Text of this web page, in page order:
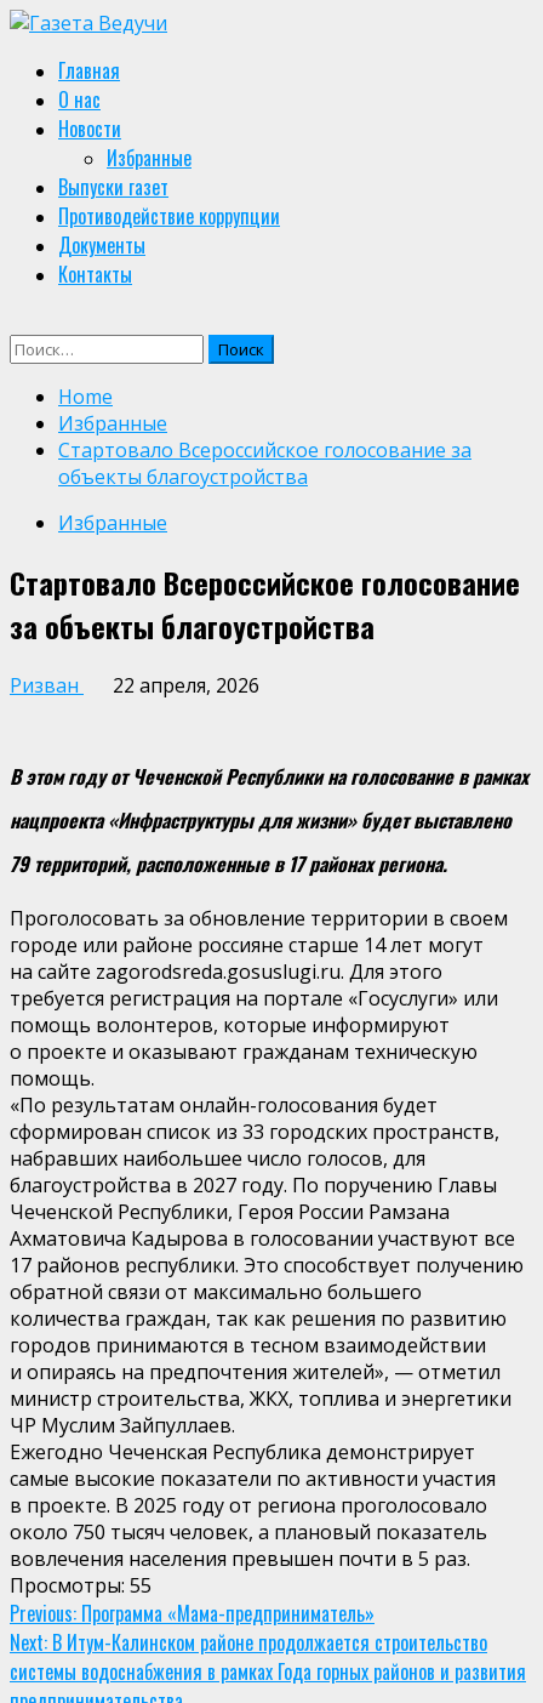
Skip
content
Primary
Menu
Главная
О нас
Новости
Избранные
Выпуски газет
Противодействие коррупции
Документы
Контакты
Найти:
Home
Избранные
Стартовало Всероссийское голосование за
объекты благоустройства
Избранные
Стартовало Всероссийское голосование
за объекты благоустройства
Ризван 22 апреля, 2026
В этом году от Чеченской Республики на голосование в рамках
нацпроекта «Инфраструктуры для жизни» будет выставлено
79 территорий, расположенные в 17 районах региона.
Проголосовать за обновление территории в своем
городе или районе россияне старше 14 лет могут
на сайте zagorodsreda.gosuslugi.ru. Для этого
требуется регистрация на портале «Госуслуги» или
помощь волонтеров, которые информируют
о проекте и оказывают гражданам техническую
помощь.
«По результатам онлайн-голосования будет
сформирован список из 33 городских пространств,
набравших наибольшее число голосов, для
благоустройства в 2027 году. По поручению Главы
Чеченской Республики, Героя России Рамзана
Ахматовича Кадырова в голосовании участвуют все
17 районов республики. Это способствует получению
обратной связи от максимально большего
количества граждан, так как решения по развитию
городов принимаются в тесном взаимодействии
и опираясь на предпочтения жителей», — отметил
министр строительства, ЖКХ, топлива и энергетики
ЧР Муслим Зайпуллаев.
Ежегодно Чеченская Республика демонстрирует
самые высокие показатели по активности участия
в проекте. В 2025 году от региона проголосовало
около 750 тысяч человек, а плановый показатель
вовлечения населения превышен почти в 5 раз.
Просмотры: 55
Continue
Reading
Previous: Программа «Мама-предприниматель»
Next: В Итум-Калинском районе продолжается строительство
системы водоснабжения в рамках Года горных районов и развития